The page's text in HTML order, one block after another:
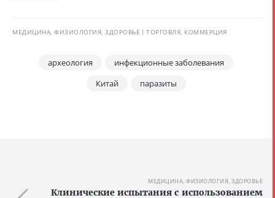
МЕДИЦИНА, ФИЗИОЛОГИЯ, ЗДОРОВЬЕ ТОРГОВЛЯ, КОММЕРЦИЯ
археология
инфекционные заболевания
Китай
паразиты
МЕДИЦИНА, ФИЗИОЛОГИЯ, ЗДОРОВЬЕ
Клинические испытания с использованием